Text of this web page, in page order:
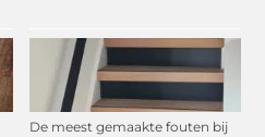
De meest gemaakte fouten bij